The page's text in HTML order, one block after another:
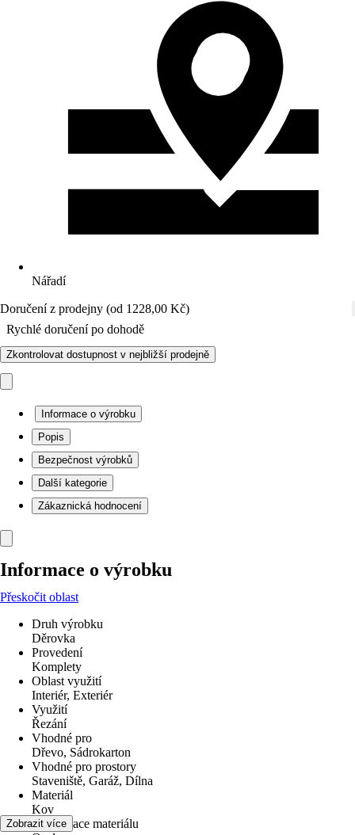
Nářadí
Doručení z prodejny (od 1228,00 Kč)
Rychlé doručení po dohodě
Zkontrolovat dostupnost v nejbližší prodejně
Informace o výrobku
Popis
Bezpečnost výrobků
Další kategorie
Zákaznická hodnocení
Informace o výrobku
Přeskočit oblast
Druh výrobku
Děrovka
Provedení
Komplety
Oblast využití
Interiér, Exteriér
Využití
Řezání
Vhodné pro
Dřevo, Sádrokarton
Vhodné pro prostory
Staveniště, Garáž, Dílna
Materiál
Kov
Specifikace materiálu
Zobrazit více